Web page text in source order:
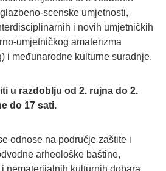
scenske umjetnosti,
i novih umjetničkih
umjetničkog amaterizma
i međunarodne kulturne suradnje.
u razdoblju od 2. rujna do 2.
do 17 sati.
odnose na područje zaštite i
arheološke baštine,
nematerijalnih kulturnih dobara